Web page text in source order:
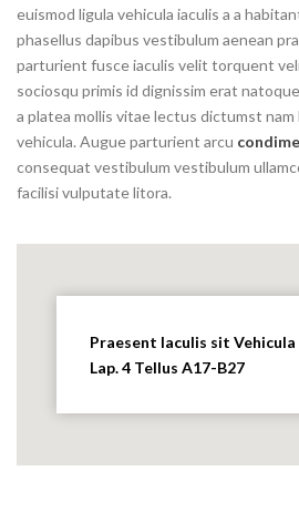
euismod ligula vehicula iaculis a a
phasellus dapibus vestibulum aenean
parturient fusce iaculis velit torquent
sociosqu primis id dignissim erat
a platea mollis vitae lectus dictumst nam
vehicula. Augue parturient arcu
consequat vestibulum vestibulum
facilisi vulputate litora.
Praesent Iaculis sit Vehicula
Lap. 4 Tellus A17-B27